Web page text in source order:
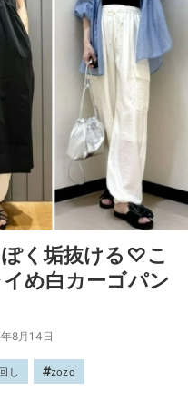
く垢抜ける♡こ
め白カーゴパン
8月14日
し zozo